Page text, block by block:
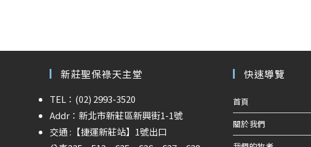
新莊聖保祿天主堂
TEL：(02) 2993-3520
Addr：新北市新莊區新興街1-1號
交通 : 【捷運新莊站】 1號出口
快速導覽
首頁
關於我們